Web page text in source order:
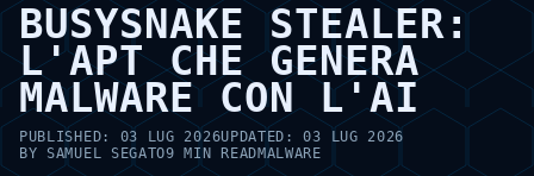
BUSYSNAKE STEALER:
L'APT CHE GENERA
MALWARE CON L'AI
PUBLISHED: 03 LUG 2026UPDATED:03 LUG 2026
BY SAMUEL SEGATO9 MIN READMALWARE